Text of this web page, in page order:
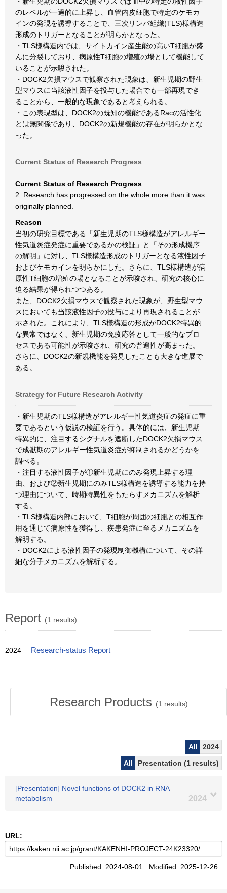
のレベルが一過的に上昇し、血管内皮細胞で特定のケモカ
インの発現を誘導することで、三次リンパ組織(TLS)様構造
形成のトリガーとなることが明らかとなった。
・TLS様構造内では、サイトカイン産生能の高いT細胞が盛
んに分裂しており、病原性T細胞の増殖の場として機能して
いることが示唆された。
・DOCK2欠損マウスで観察された現象は、新生児期の野生
型マウスに当該液性因子を投与した場合でも一部再現でき
ることから、一般的な現象であると考えられる。
・この表現型は、DOCK2の既知の機能であるRacの活性化
とは無関係であり、DOCK2の新規機能の存在が明らかとな
った。
Current Status of Research Progress
Current Status of Research Progress
2: Research has progressed on the whole more than it was
originally planned.
Reason
当初の研究目標である「新生児期のTLS様構造がアレルギー
性気道炎症発症に重要であるかの検証」と「その形成機序
の解明」に対し、TLS様構造形成のトリガーとなる液性因子
およびケモカインを明らかにした。さらに、TLS様構造が病
原性T細胞の増殖の場となることが示唆され、研究の核心に
迫る結果が得られつつある。
また、DOCK2欠損マウスで観察された現象が、野生型マウ
スにおいても当該液性因子の投与により再現されることが
示された。これにより、TLS様構造の形成がDOCK2特異的
な異常ではなく、新生児期の免疫応答として一般的なプロ
セスである可能性が示唆され、研究の普遍性が高まった。
さらに、DOCK2の新規機能を発見したことも大きな進展で
ある。
Strategy for Future Research Activity
・新生児期のTLS様構造がアレルギー性気道炎症の発症に重
要であるという仮説の検証を行う。具体的には、新生児期
特異的に、注目するシグナルを遮断したDOCK2欠損マウス
で成獣期のアレルギー性気道炎症が抑制されるかどうかを
調べる。
・注目する液性因子が①新生児期にのみ発現上昇する理
由、および②新生児期にのみTLS様構造を誘導する能力を持
つ理由について、時期特異性をもたらすメカニズムを解析
する。
・TLS様構造内部において、T細胞が周囲の細胞との相互作
用を通じて病原性を獲得し、疾患発症に至るメカニズムを
解明する。
・DOCK2による液性因子の発現制御機構について、その詳
細な分子メカニズムを解析する。
Report (1 results)
2024 Research-status Report
Research Products (1 results)
All
2024
All
Presentation (1 results)
[Presentation] Novel functions of DOCK2 in RNA
metabolism
2024
URL:
Published: 2024-08-01 Modified: 2025-12-26